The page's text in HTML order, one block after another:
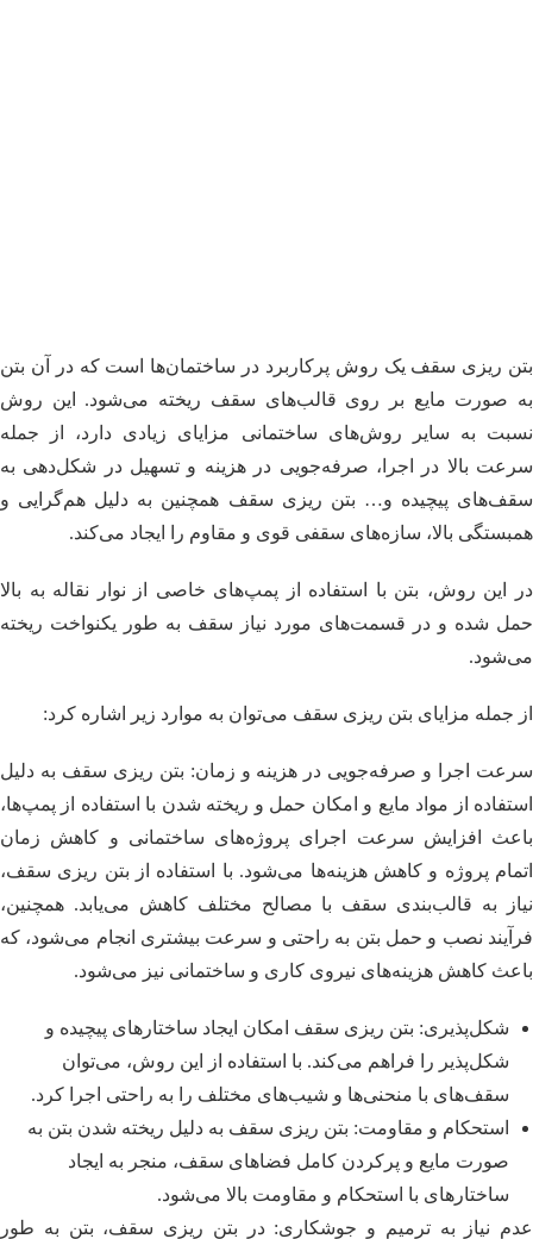
بتن ریزی سقف یک روش پرکاربرد در ساختمان‌ها است که در آن بتن
به صورت مایع بر روی قالب‌های سقف ریخته می‌شود. این روش
نسبت به سایر روش‌های ساختمانی مزایای زیادی دارد، از جمله
سرعت بالا در اجرا، صرفه‌جویی در هزینه و تسهیل در شکل‌دهی به
سقف‌های پیچیده و… بتن ریزی سقف همچنین به دلیل هم‌گرایی و
همبستگی بالا، سازه‌های سقفی قوی و مقاوم را ایجاد می‌کند.
در این روش، بتن با استفاده از پمپ‌های خاصی از نوار نقاله به بالا
حمل شده و در قسمت‌های مورد نیاز سقف به طور یکنواخت ریخته
می‌شود.
از جمله مزایای بتن ریزی سقف می‌توان به موارد زیر اشاره کرد:
سرعت اجرا و صرفه‌جویی در هزینه و زمان: بتن ریزی سقف به دلیل
استفاده از مواد مایع و امکان حمل و ریخته شدن با استفاده از پمپ‌ها،
باعث افزایش سرعت اجرای پروژه‌های ساختمانی و کاهش زمان
اتمام پروژه و کاهش هزینه‌ها می‌شود. با استفاده از بتن ریزی سقف،
نیاز به قالب‌بندی سقف با مصالح مختلف کاهش می‌یابد. همچنین،
فرآیند نصب و حمل بتن به راحتی و سرعت بیشتری انجام می‌شود، که
باعث کاهش هزینه‌های نیروی کاری و ساختمانی نیز می‌شود.
شکل‌پذیری: بتن ریزی سقف امکان ایجاد ساختارهای پیچیده و
شکل‌پذیر را فراهم می‌کند. با استفاده از این روش، می‌توان
سقف‌های با منحنی‌ها و شیب‌های مختلف را به راحتی اجرا کرد.
استحکام و مقاومت: بتن ریزی سقف به دلیل ریخته شدن بتن به
صورت مایع و پرکردن کامل فضاهای سقف، منجر به ایجاد
ساختارهای با استحکام و مقاومت بالا می‌شود.
عدم نیاز به ترمیم و جوشکاری: در بتن ریزی سقف، بتن به طور